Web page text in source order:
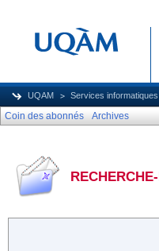
UQAM Services informatiques
Coin des abonnés Archives